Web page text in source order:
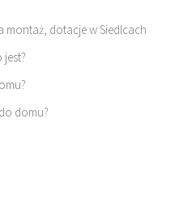
montaż, dotacje w Siedlcach
domu?